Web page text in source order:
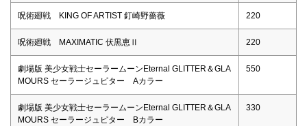
呪術廻戦 KING OF ARTIST 釘崎野薔薇 220
呪術廻戦 MAXIMATIC 伏黒恵Ⅱ 220
劇場版 美少女戦士セーラームーンEternal GLITTER＆GLA
MOURS セーラージュピター Aカラー
550
劇場版 美少女戦士セーラームーンEternal GLITTER＆GLA
MOURS セーラージュピター Bカラー
330